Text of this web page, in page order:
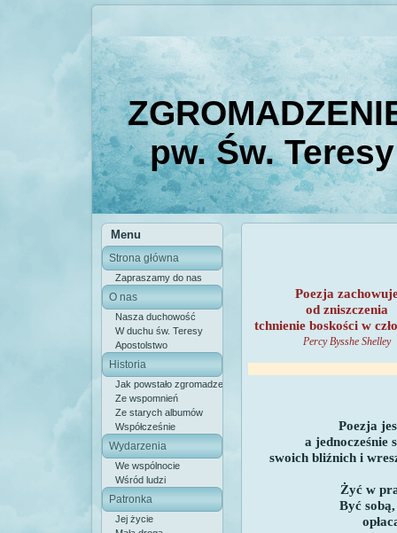
pw. Św.
Menu
Strona główna
Zapraszamy do nas
O nas
Nasza duchowość
W duchu św. Teresy
Apostolstwo
Historia
Jak powstało zgromadzenie
Ze wspomnień
Ze starych albumów
Współcześnie
Wydarzenia
We wspólnocie
Wśród ludzi
Patronka
Jej życie
Poezja
od zniszczenia
tchnienie boskości w
Percy Bysshe Shelley
Poezja
a jednocześnie
swoich bliźnich i
Żyć w
Być